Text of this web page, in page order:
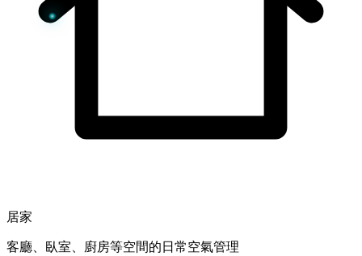
居家
客廳、臥室、廚房等空間的日常空氣管理